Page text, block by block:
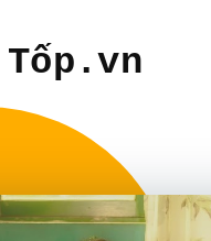
Tốp.vn